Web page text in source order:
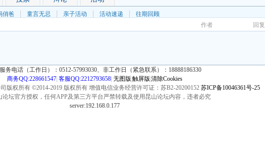
俏爸 童言无忌 亲子活动 活动速递
往期回顾
作者 回复
务电话（工作日）：0512-57993030、非工作日（紧急联系）：18888186330
商务QQ:228661547| 客服QQ:2212793658| 无图版 触屏版 清除Cookies
版权所有 ©2014-2019 版权所有 增值电信业务经营许可证：苏B2-20200152 苏ICP备10046361号-25
论坛官方授权，任何APP及第三方平台严禁转载及使用昆山论坛内容，违者必究
server:192.168.0.177